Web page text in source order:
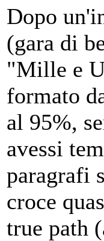
Dopo
(gara di
"Mille e
formato
al 95%,
avessi
paragrafi
croce
true path